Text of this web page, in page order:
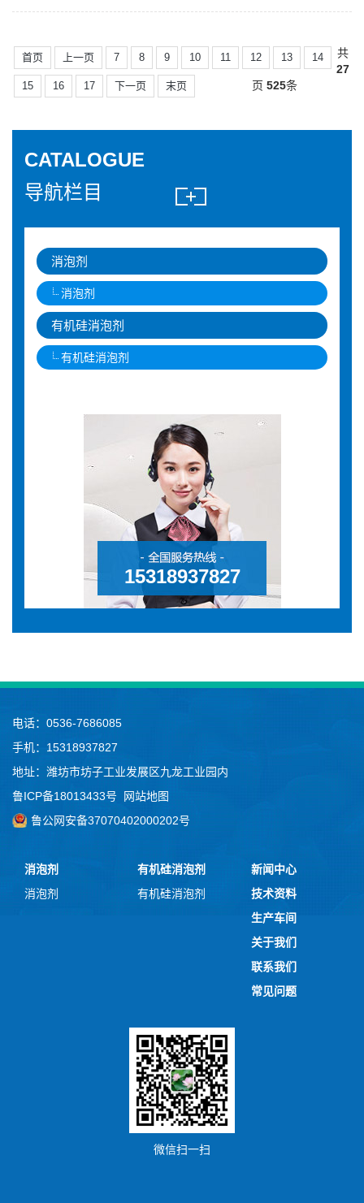
首页 上一页 7 8 9 10 11 12 13 14
15 16 17 下一页 末页
共
27
页 525条
CATALOGUE
导航栏目
消泡剂
消泡剂
有机硅消泡剂
有机硅消泡剂
15318937827
电话：0536-7686085
手机：15318937827
地址：潍坊市坊子工业发展区九龙工业园内
鲁ICP备18013433号
网站地图
鲁公网安备37070402000202号
消泡剂
消泡剂
有机硅消泡剂
有机硅消泡剂
新闻中心
技术资料
生产车间
关于我们
联系我们
常见问题
微信扫一扫